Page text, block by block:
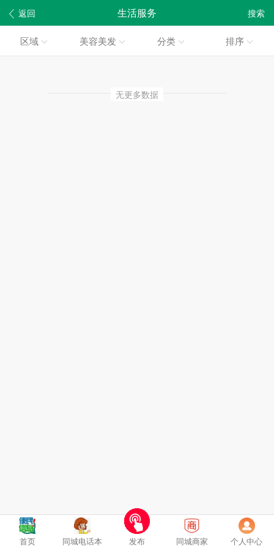
返回 搜索
生活服务
区域 美容美发 分类 排序
无更多数据
首页 同城电话本 发布 同城商家 个人中心